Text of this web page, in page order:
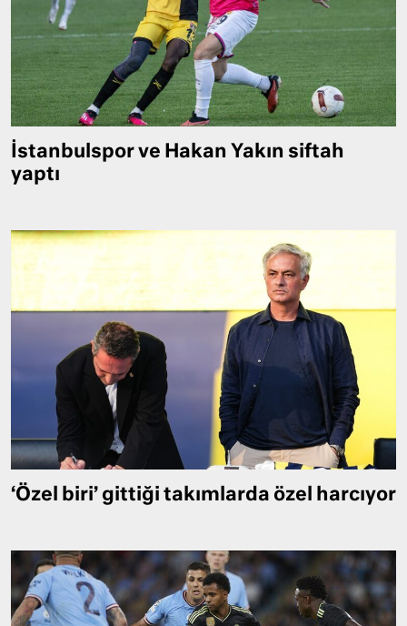
İstanbulspor ve Hakan Yakın siftah
yaptı
‘Özel biri’ gittiği takımlarda özel harcıyor